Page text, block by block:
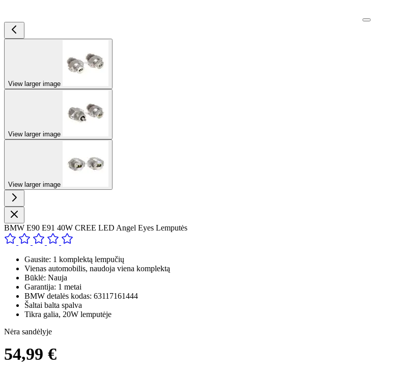
View larger image
View larger image
View larger image
BMW E90 E91 40W CREE LED Angel Eyes Lemputės
Gausite: 1 komplektą lempučių
Vienas automobilis, naudoja viena komplektą
Būklė: Nauja
Garantija: 1 metai
BMW detalės kodas: 63117161444
Šaltai balta spalva
Tikra galia, 20W lemputėje
Nėra sandėlyje
54,99 €